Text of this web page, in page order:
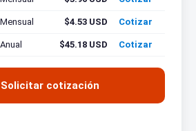
Mensual $4.53 USD Cotizar
Anual $45.18 USD Cotizar
Solicitar cotización